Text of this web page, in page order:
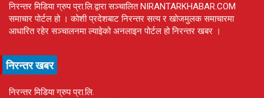
निरन्तर मिडिया ग्रुप प्रा.लि.द्वारा सञ्चालित NIRANTARKHABAR.COM
समाचार पोर्टल हो । कोशी प्रदेशबाट निरन्तर सत्य र खोजमुलक समाचारमा
आधारित रहेर सञ्चालनमा ल्याइेको अनलाइन पोर्टल हो निरन्तर खबर ।
निरन्तर खबर
निरन्तर मिडिया ग्रुप प्रा.लि.